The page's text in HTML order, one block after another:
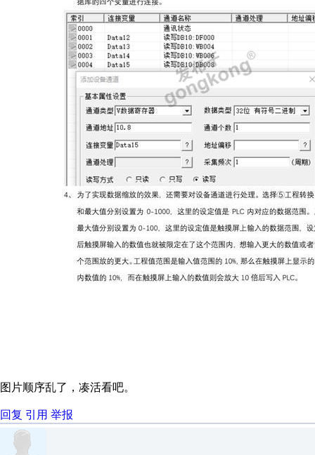
图片顺序乱了，凑活看吧。
回复 引用 举报